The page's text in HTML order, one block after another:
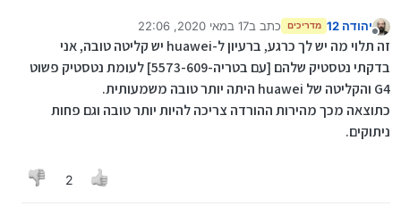
מנותק
יהודה 12 מדריכים כתב ב17 במאי 2020, 22:06
נערך לאחרונה על ידי
זה תלוי מה יש לך כרגע, ברעיון ל-huawei יש קליטה טובה, אני
בדקתי נטסטיק שלהם [עם בטריה-5573-609] לעומת נטסטיק פשוט
G4 והקליטה של huawei היתה יותר טובה משמעותית.
כתוצאה מכך מהירות ההורדה צריכה להיות יותר טובה וגם פחות
ניתוקים.
2